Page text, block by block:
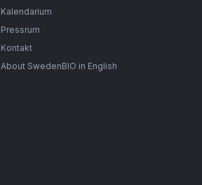
Kalendarium
Pressrum
Kontakt
About SwedenBIO in English